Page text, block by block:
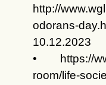
http://
odorans-
10.12.2023
• https://
room/life-